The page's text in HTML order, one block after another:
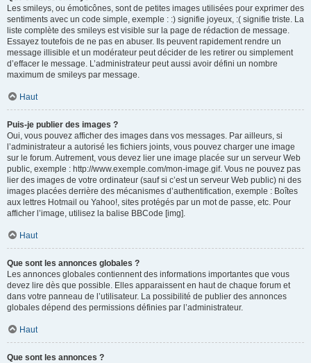
Les smileys, ou émoticônes, sont de petites images utilisées pour exprimer des
sentiments avec un code simple, exemple : :) signifie joyeux, :( signifie triste. La
liste complète des smileys est visible sur la page de rédaction de message.
Essayez toutefois de ne pas en abuser. Ils peuvent rapidement rendre un
message illisible et un modérateur peut décider de les retirer ou simplement
d’effacer le message. L’administrateur peut aussi avoir défini un nombre
maximum de smileys par message.
Haut
Puis-je publier des images ?
Oui, vous pouvez afficher des images dans vos messages. Par ailleurs, si
l’administrateur a autorisé les fichiers joints, vous pouvez charger une image
sur le forum. Autrement, vous devez lier une image placée sur un serveur Web
public, exemple : http://www.exemple.com/mon-image.gif. Vous ne pouvez pas
lier des images de votre ordinateur (sauf si c’est un serveur Web public) ni des
images placées derrière des mécanismes d’authentification, exemple : Boîtes
aux lettres Hotmail ou Yahoo!, sites protégés par un mot de passe, etc. Pour
afficher l’image, utilisez la balise BBCode [img].
Haut
Que sont les annonces globales ?
Les annonces globales contiennent des informations importantes que vous
devez lire dès que possible. Elles apparaissent en haut de chaque forum et
dans votre panneau de l’utilisateur. La possibilité de publier des annonces
globales dépend des permissions définies par l’administrateur.
Haut
Que sont les annonces ?